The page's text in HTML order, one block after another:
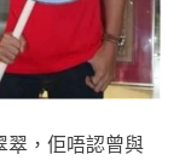
翠，佢唔認曾與